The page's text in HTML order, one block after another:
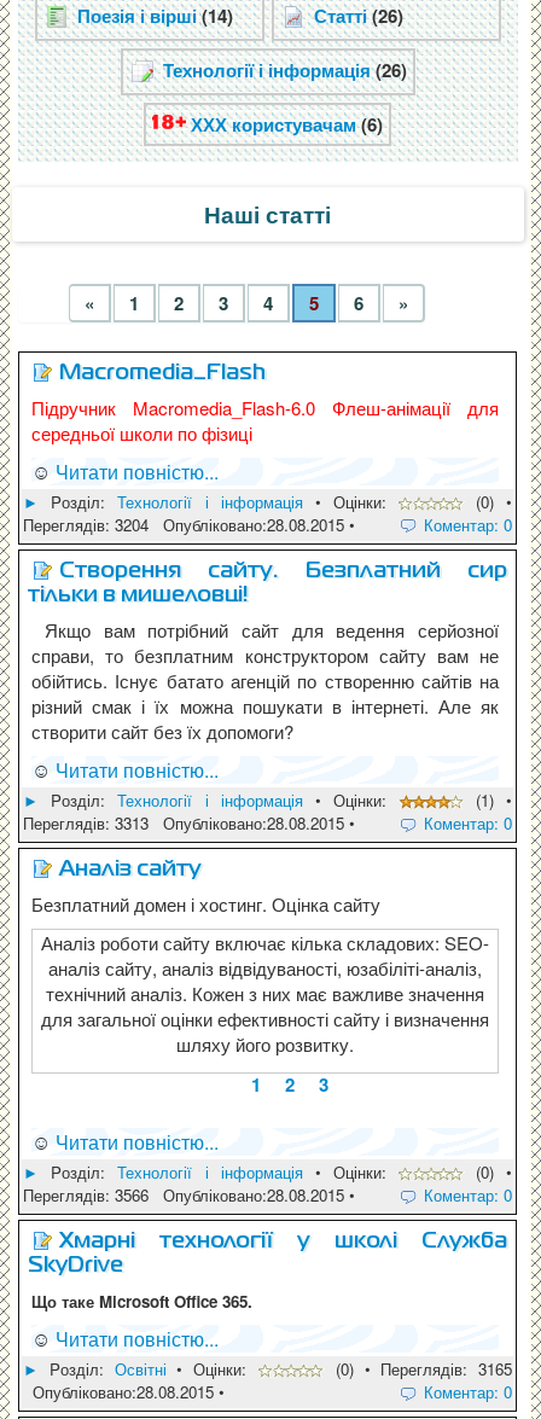
Поезія і вірші(14) Статті(26)
Технології і інформація(26)
ХХХ користувачам(6)
Наші статті
« 1 2 3 4 5 6 »
Macromedia_Flash
Підручник Macromedia_Flash-6.0 Флеш-анімації для
середньої школи по фізиці
☺ Читати повністю...
► Pозділ:Технології і інформація• Оцінки:
(0) •
Переглядів: 3204 Опубліковано:28.08.2015 •
Коментар: 0
Cтворення сайту. Безплатний сир
тільки в мишеловці!
Якщо вам потрібний сайт для ведення серйозної
справи, то безплатним конструктором сайту вам не
обійтись. Існує батато агенцій по створенню сайтів на
різний смак і їх можна пошукати в інтернеті. Але як
створити сайт без їх допомоги?
☺ Читати повністю...
► Pозділ:Технології і інформація• Оцінки:
(1) •
Переглядів: 3313 Опубліковано:28.08.2015 •
Коментар: 0
Aналіз сайту
Безплатний домен і хостинг. Оцінка сайту
Пошуковий аудит сайтів, оцінка сайту на наявність
помилок в коді, виявлення сильних та слабких сторін,
маркетинговий аналіз сайту. Регулярний аналіз роботи
сайту вкрай важливий для підтримки і розвитку веб-
сайту будь-якої тематики.
1 2 3
☺ Читати повністю...
► Pозділ:Технології і інформація• Оцінки:
(0) •
Переглядів: 3566 Опубліковано:28.08.2015 •
Коментар: 0
Хмарні технології у школі Служба
SkyDrive
Що таке Microsoft Office 365.
☺ Читати повністю...
► Pозділ: Освітні • Оцінки:
(0) • Переглядів: 3165
Опубліковано:28.08.2015 •
Коментар: 0